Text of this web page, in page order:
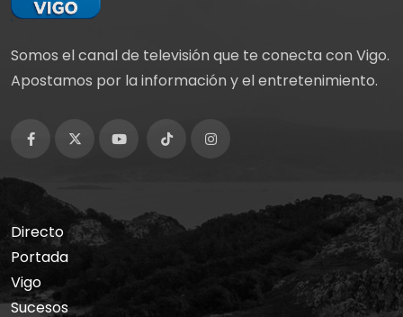
Somos el canal de televisión que te conecta con Vigo.
Apostamos por la información y el entretenimiento.
Directo
Portada
Vigo
Sucesos